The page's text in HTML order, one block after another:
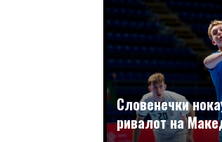
Словенечки
ривалот на